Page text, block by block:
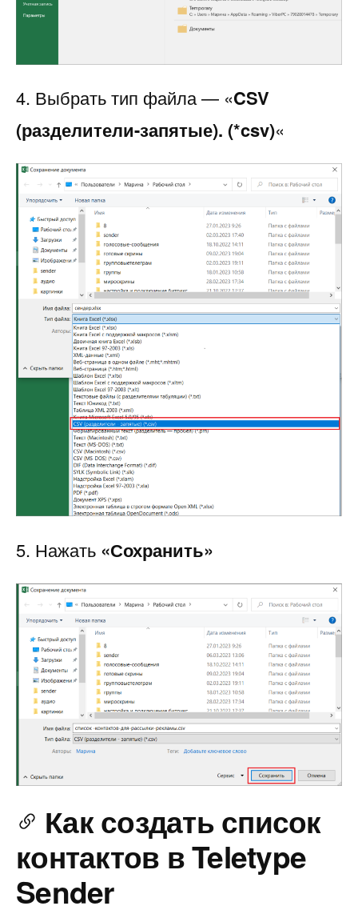
4. Выбрать тип файла — «CSV
(разделители-запятые). (*csv)«
5. Нажать «Сохранить»
Как создать список
контактов в Teletype
Sender